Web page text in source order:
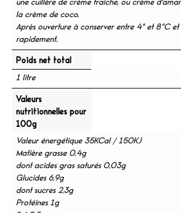
une cuillère de crème fraîche, ou crème
la crème de coco.
Après ouverture à conserver entre 4° et 8°C
rapidement.
Poids net total
1 litre
Valeurs
nutritionnelles pour
100g
Valeur énergétique 35KCal / 150KJ
Matière grasse 0,4g
dont acides gras saturés 0,03g
Glucides 6,9g
dont sucres 2,3g
Protéines 1g